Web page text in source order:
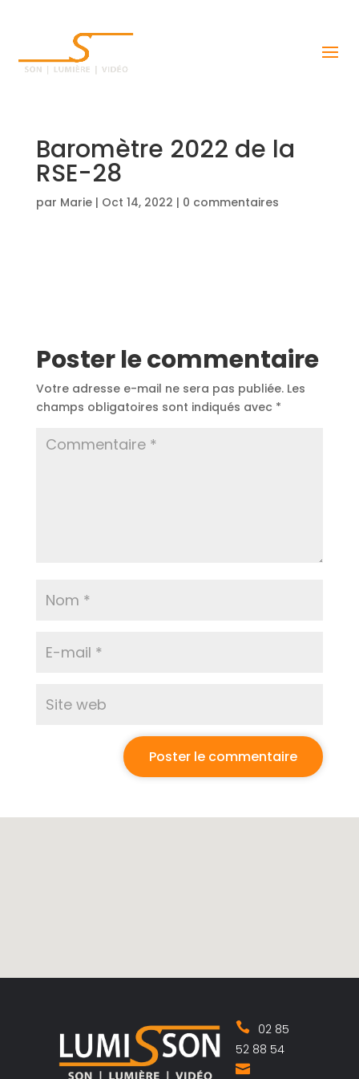
Baromètre 2022 de la
RSE-28
par Marie| Oct 14, 2022 | 0 commentaires
Poster le commentaire
Votre adresse e-mail ne sera pas publiée. Les
champs obligatoires sont indiqués avec *
02 85
52 88 54